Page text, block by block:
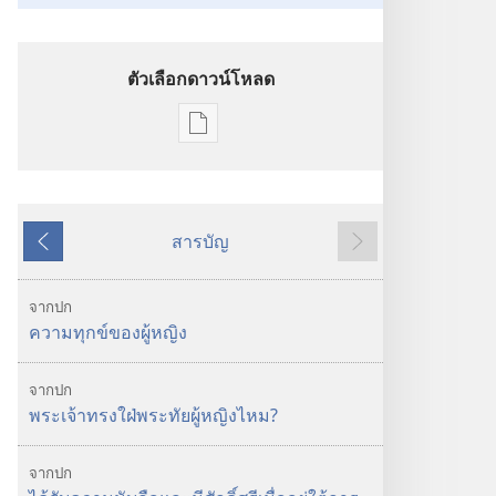
ตัวเลือกดาวน์โหลด
ตัว
สิ่ง
พิมพ์
พระเจ้า
ห่วงใย
ผู้
ย้อน
หลัง
สารบัญ
ถัด
ไป
จากปก
ความทุกข์ของผู้หญิง
จากปก
พระเจ้าทรงใฝ่พระทัยผู้หญิงไหม?
จากปก